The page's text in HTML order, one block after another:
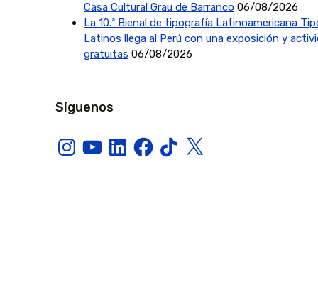
Casa Cultural Grau de Barranco 06/08/2026
La 10.ª Bienal de tipografía Latinoamericana
Latinos llega al Perú con una exposición y
gratuitas 06/08/2026
Síguenos
InstagramYouTubeLinkedInFacebook
TikTokX